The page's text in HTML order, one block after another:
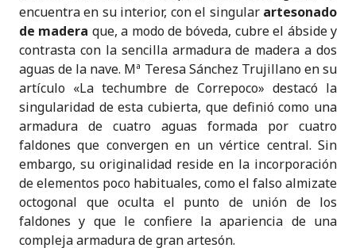
encuentra en su interior, con el singular artesonado
de madera que, a modo de bóveda, cubre el ábside y
contrasta con la sencilla armadura de madera a dos
aguas de la nave. Mª Teresa Sánchez Trujillano en su
artículo «La techumbre de Correpoco» destacó la
singularidad de esta cubierta, que definió como una
armadura de cuatro aguas formada por cuatro
faldones que convergen en un vértice central. Sin
embargo, su originalidad reside en la incorporación
de elementos poco habituales, como el falso almizate
octogonal que oculta el punto de unión de los
faldones y que le confiere la apariencia de una
compleja armadura de gran artesón.